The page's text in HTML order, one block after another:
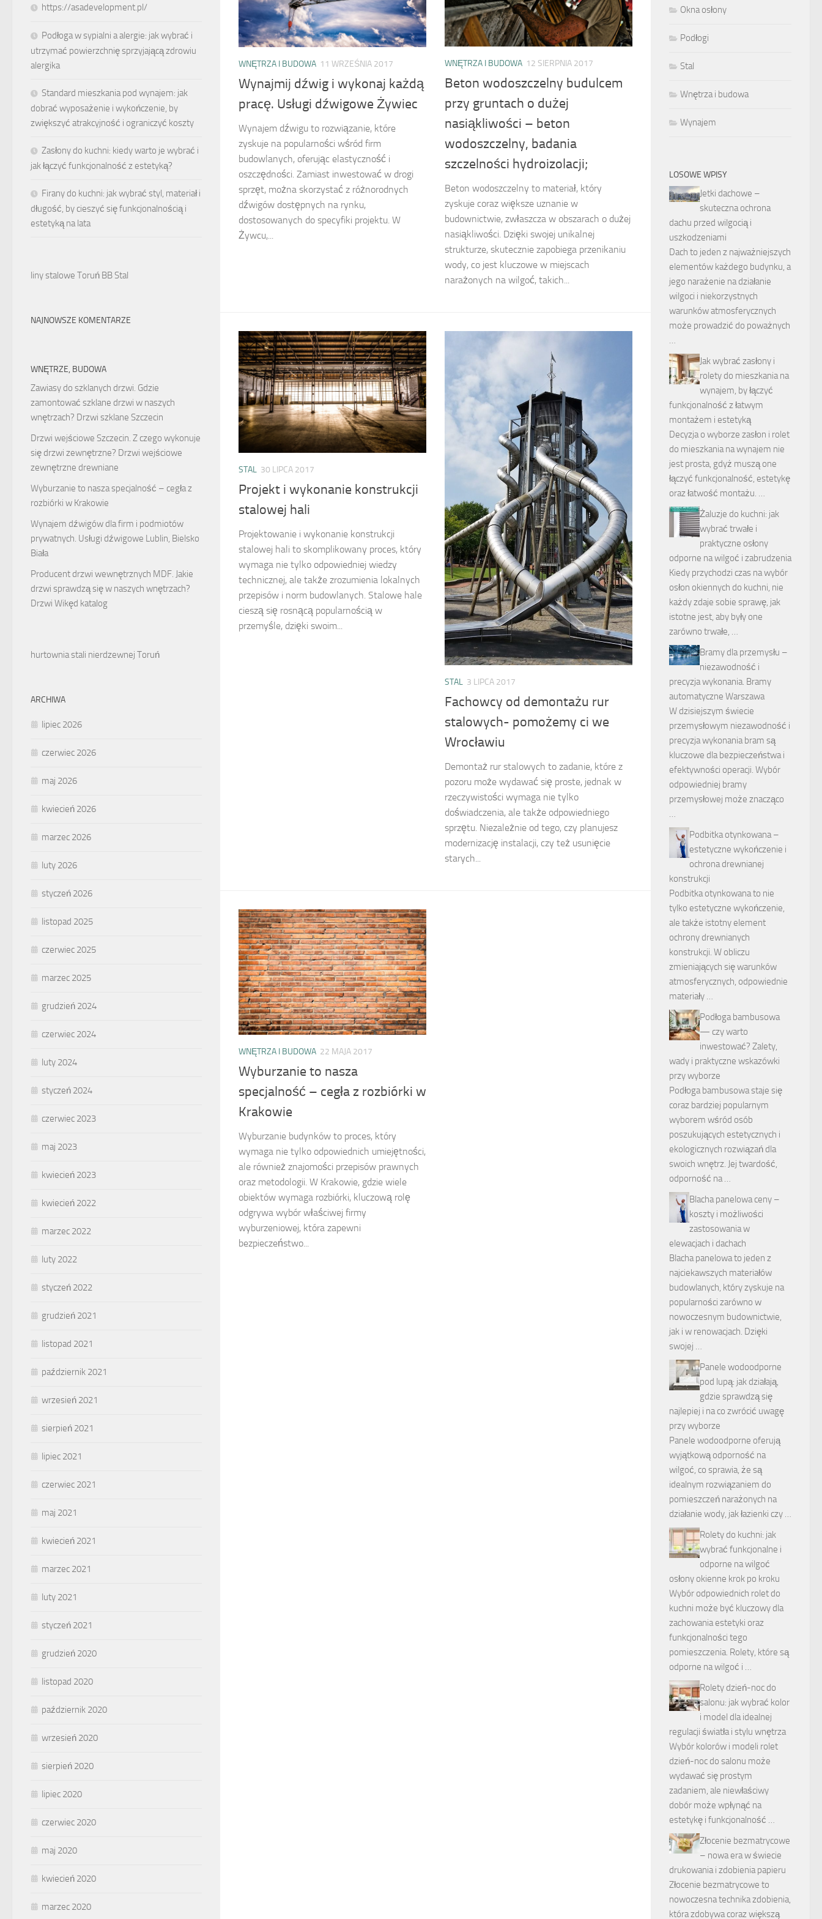
WNĘTRZA I BUDOWA 11 WRZEŚNIA 2017
Wynajmij dźwig i wykonaj każdą
pracę. Usługi dźwigowe Żywiec
Wynajem dźwigu to rozwiązanie, które
zyskuje na popularności wśród firm
budowlanych, oferując elastyczność i
oszczędności. Zamiast inwestować w drogi
sprzęt, można skorzystać z różnorodnych
dźwigów dostępnych na rynku,
dostosowanych do specyfiki projektu. W
Żywcu,...
WNĘTRZA I BUDOWA 12 SIERPNIA 2017
Beton wodoszczelny budulcem
przy gruntach o dużej
nasiąkliwości – beton
wodoszczelny, badania
szczelności hydroizolacji;
Beton wodoszczelny to materiał, który
zyskuje coraz większe uznanie w
budownictwie, zwłaszcza w obszarach o dużej
nasiąkliwości. Dzięki swojej unikalnej
strukturze, skutecznie zapobiega przenikaniu
wody, co jest kluczowe w miejscach
narażonych na wilgoć, takich...
STAL 30 LIPCA 2017
Projekt i wykonanie konstrukcji
stalowej hali
Projektowanie i wykonanie konstrukcji
stalowej hali to skomplikowany proces, który
wymaga nie tylko odpowiedniej wiedzy
technicznej, ale także zrozumienia lokalnych
przepisów i norm budowlanych. Stalowe hale
cieszą się rosnącą popularnością w
przemyśle, dzięki swoim...
STAL 3 LIPCA 2017
Fachowcy od demontażu rur
stalowych- pomożemy ci we
Wrocławiu
Demontaż rur stalowych to zadanie, które z
pozoru może wydawać się proste, jednak w
rzeczywistości wymaga nie tylko
doświadczenia, ale także odpowiedniego
sprzętu. Niezależnie od tego, czy planujesz
modernizację instalacji, czy też usunięcie
starych...
WNĘTRZA I BUDOWA 22 MAJA 2017
Wyburzanie to nasza
specjalność – cegła z rozbiórki w
Krakowie
Wyburzanie budynków to proces, który
wymaga nie tylko odpowiednich umiejętności,
ale również znajomości przepisów prawnych
oraz metodologii. W Krakowie, gdzie wiele
obiektów wymaga rozbiórki, kluczową rolę
odgrywa wybór właściwej firmy
wyburzeniowej, która zapewni
bezpieczeństwo...
https://asadevelopment.pl/
Podłoga w sypialni a alergie: jak wybrać i
utrzymać powierzchnię sprzyjającą zdrowiu
alergika
Standard mieszkania pod wynajem: jak
dobrać wyposażenie i wykończenie, by
zwiększyć atrakcyjność i ograniczyć koszty
Zasłony do kuchni: kiedy warto je wybrać i
jak łączyć funkcjonalność z estetyką?
Firany do kuchni: jak wybrać styl, materiał i
długość, by cieszyć się funkcjonalnością i
estetyką na lata
liny stalowe Toruń BB Stal
NAJNOWSZE KOMENTARZE
WNĘTRZE, BUDOWA
Zawiasy do szklanych drzwi. Gdzie
zamontować szklane drzwi w naszych
wnętrzach? Drzwi szklane Szczecin
Drzwi wejściowe Szczecin. Z czego wykonuje
się drzwi zewnętrzne? Drzwi wejściowe
zewnętrzne drewniane
Wyburzanie to nasza specjalność – cegła z
rozbiórki w Krakowie
Wynajem dźwigów dla firm i podmiotów
prywatnych. Usługi dźwigowe Lublin, Bielsko
Biała
Producent drzwi wewnętrznych MDF. Jakie
drzwi sprawdzą się w naszych wnętrzach?
Drzwi Wikęd katalog
hurtownia stali nierdzewnej Toruń
ARCHIWA
lipiec 2026
czerwiec 2026
maj 2026
kwiecień 2026
marzec 2026
luty 2026
styczeń 2026
listopad 2025
czerwiec 2025
marzec 2025
grudzień 2024
czerwiec 2024
luty 2024
styczeń 2024
czerwiec 2023
maj 2023
kwiecień 2023
kwiecień 2022
marzec 2022
luty 2022
styczeń 2022
grudzień 2021
listopad 2021
październik 2021
wrzesień 2021
sierpień 2021
lipiec 2021
czerwiec 2021
maj 2021
kwiecień 2021
marzec 2021
luty 2021
styczeń 2021
grudzień 2020
listopad 2020
październik 2020
wrzesień 2020
sierpień 2020
lipiec 2020
czerwiec 2020
maj 2020
kwiecień 2020
marzec 2020
Okna osłony
Podłogi
Stal
Wnętrza i budowa
Wynajem
LOSOWE WPISY
Jetki dachowe –
skuteczna ochrona
dachu przed wilgocią i
uszkodzeniami
Dach to jeden z najważniejszych
elementów każdego budynku, a
jego narażenie na działanie
wilgoci i niekorzystnych
warunków atmosferycznych
może prowadzić do poważnych
…
Jak wybrać zasłony i
rolety do mieszkania na
wynajem, by łączyć
funkcjonalność z łatwym
montażem i estetyką
Decyzja o wyborze zasłon i rolet
do mieszkania na wynajem nie
jest prosta, gdyż muszą one
łączyć funkcjonalność, estetykę
oraz łatwość montażu. …
Żaluzje do kuchni: jak
wybrać trwałe i
praktyczne osłony
odporne na wilgoć i zabrudzenia
Kiedy przychodzi czas na wybór
osłon okiennych do kuchni, nie
każdy zdaje sobie sprawę, jak
istotne jest, aby były one
zarówno trwałe, …
Bramy dla przemysłu –
niezawodność i
precyzja wykonania. Bramy
automatyczne Warszawa
W dzisiejszym świecie
przemysłowym niezawodność i
precyzja wykonania bram są
kluczowe dla bezpieczeństwa i
efektywności operacji. Wybór
odpowiedniej bramy
przemysłowej może znacząco
…
Podbitka otynkowana –
estetyczne wykończenie i
ochrona drewnianej
konstrukcji
Podbitka otynkowana to nie
tylko estetyczne wykończenie,
ale także istotny element
ochrony drewnianych
konstrukcji. W obliczu
zmieniających się warunków
atmosferycznych, odpowiednie
materiały …
Podłoga bambusowa
— czy warto
inwestować? Zalety,
wady i praktyczne wskazówki
przy wyborze
Podłoga bambusowa staje się
coraz bardziej popularnym
wyborem wśród osób
poszukujących estetycznych i
ekologicznych rozwiązań dla
swoich wnętrz. Jej twardość,
odporność na …
Blacha panelowa ceny –
koszty i możliwości
zastosowania w
elewacjach i dachach
Blacha panelowa to jeden z
najciekawszych materiałów
budowlanych, który zyskuje na
popularności zarówno w
nowoczesnym budownictwie,
jak i w renowacjach. Dzięki
swojej …
Panele wodoodporne
pod lupą: jak działają,
gdzie sprawdzą się
najlepiej i na co zwrócić uwagę
przy wyborze
Panele wodoodporne oferują
wyjątkową odporność na
wilgoć, co sprawia, że są
idealnym rozwiązaniem do
pomieszczeń narażonych na
działanie wody, jak łazienki czy …
Rolety do kuchni: jak
wybrać funkcjonalne i
odporne na wilgoć
osłony okienne krok po kroku
Wybór odpowiednich rolet do
kuchni może być kluczowy dla
zachowania estetyki oraz
funkcjonalności tego
pomieszczenia. Rolety, które są
odporne na wilgoć i …
Rolety dzień-noc do
salonu: jak wybrać kolor
i model dla idealnej
regulacji światła i stylu wnętrza
Wybór kolorów i modeli rolet
dzień-noc do salonu może
wydawać się prostym
zadaniem, ale niewłaściwy
dobór może wpłynąć na
estetykę i funkcjonalność …
Złocenie bezmatrycowe
– nowa era w świecie
drukowania i zdobienia papieru
Złocenie bezmatrycowe to
nowoczesna technika zdobienia,
która zdobywa coraz większą